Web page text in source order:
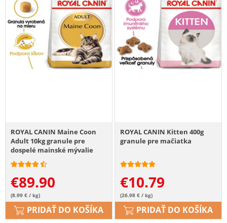
ROYAL CANIN Maine Coon
Adult 10kg granule pre
dospelé mainské mývalie
mačky
€89.90
(8.99 € / kg)
PRIDAŤ DO KOŠÍKA
ROYAL CANIN Kitten 400g
granule pre mačiatka
€10.79
(26.98 € / kg)
PRIDAŤ DO KOŠÍKA